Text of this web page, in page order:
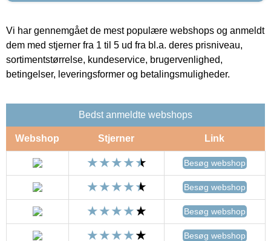
Vi har gennemgået de mest populære webshops og anmeldt
dem med stjerner fra 1 til 5 ud fra bl.a. deres prisniveau,
sortimentstørrelse, kundeservice, brugervenlighed,
betingelser, leveringsformer og betalingsmuligheder.
Bedst anmeldte webshops
Webshop Stjerner Link
Besøg webshop
Besøg webshop
Besøg webshop
Besøg webshop